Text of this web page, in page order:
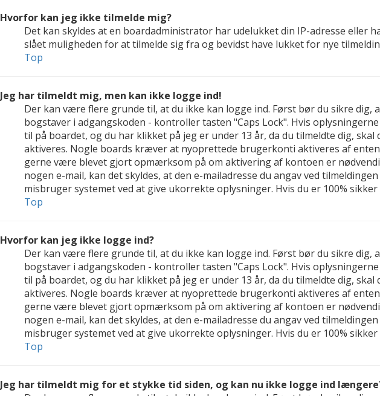
Hvorfor kan jeg ikke tilmelde mig?
Det kan skyldes at en boardadministrator har udelukket din IP-adresse
slået muligheden for at tilmelde sig fra og bevidst have lukket for nye
Top
Jeg har tilmeldt mig, men kan ikke logge ind!
Der kan være flere grunde til, at du ikke kan logge ind. Først bør du sikre
bogstaver i adgangskoden - kontroller tasten "Caps Lock". Hvis
til på boardet, og du har klikket på jeg er under 13 år, da du tilmeldte dig,
aktiveres. Nogle boards kræver at nyoprettede brugerkonti aktiveres af
gerne være blevet gjort opmærksom på om aktivering af kontoen er
nogen e-mail, kan det skyldes, at den e-mailadresse du angav ved
misbruger systemet ved at give ukorrekte oplysninger. Hvis du er 100%
Top
Hvorfor kan jeg ikke logge ind?
Der kan være flere grunde til, at du ikke kan logge ind. Først bør du sikre
bogstaver i adgangskoden - kontroller tasten "Caps Lock". Hvis
til på boardet, og du har klikket på jeg er under 13 år, da du tilmeldte dig,
aktiveres. Nogle boards kræver at nyoprettede brugerkonti aktiveres af
gerne være blevet gjort opmærksom på om aktivering af kontoen er
nogen e-mail, kan det skyldes, at den e-mailadresse du angav ved
misbruger systemet ved at give ukorrekte oplysninger. Hvis du er 100%
Top
Jeg har tilmeldt mig for et stykke tid siden, og kan nu ikke logge ind